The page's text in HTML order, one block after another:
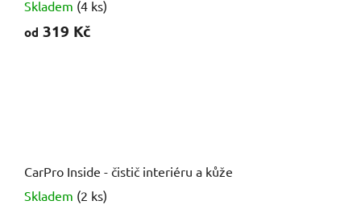
Skladem (4 ks)
od 319 Kč
CarPro Inside - čistič interiéru a kůže
Skladem (2 ks)